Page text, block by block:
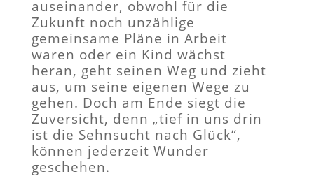
auseinander, obwohl für die
Zukunft noch unzählige
gemeinsame Pläne in Arbeit
waren oder ein Kind wächst
heran, geht seinen Weg und zieht
aus, um seine eigenen Wege zu
gehen. Doch am Ende siegt die
Zuversicht, denn „tief in uns drin
ist die Sehnsucht nach Glück“,
können jederzeit Wunder
geschehen.